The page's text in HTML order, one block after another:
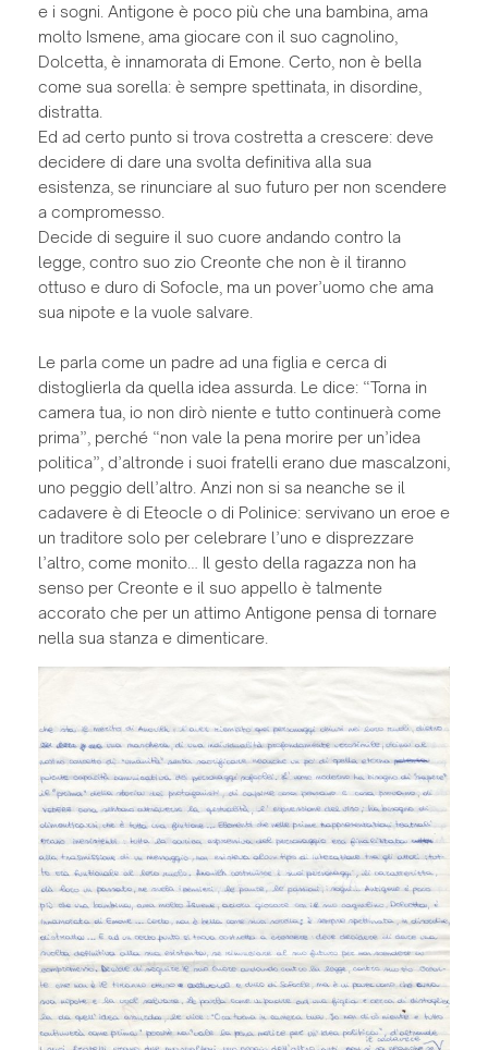
e i sogni. Antigone è poco più che una bambina, ama
molto Ismene, ama giocare con il suo cagnolino,
Dolcetta, è innamorata di Emone. Certo, non è bella
come sua sorella: è sempre spettinata, in disordine,
distratta.
Ed ad certo punto si trova costretta a crescere: deve
decidere di dare una svolta definitiva alla sua
esistenza, se rinunciare al suo futuro per non scendere
a compromesso.
Decide di seguire il suo cuore andando contro la
legge, contro suo zio Creonte che non è il tiranno
ottuso e duro di Sofocle, ma un pover’uomo che ama
sua nipote e la vuole salvare.
Le parla come un padre ad una figlia e cerca di
distoglierla da quella idea assurda. Le dice: “Torna in
camera tua, io non dirò niente e tutto continuerà come
prima”, perché “non vale la pena morire per un’idea
politica”, d’altronde i suoi fratelli erano due mascalzoni,
uno peggio dell’altro. Anzi non si sa neanche se il
cadavere è di Eteocle o di Polinice: servivano un eroe e
un traditore solo per celebrare l’uno e disprezzare
l’altro, come monito… Il gesto della ragazza non ha
senso per Creonte e il suo appello è talmente
accorato che per un attimo Antigone pensa di tornare
nella sua stanza e dimenticare.